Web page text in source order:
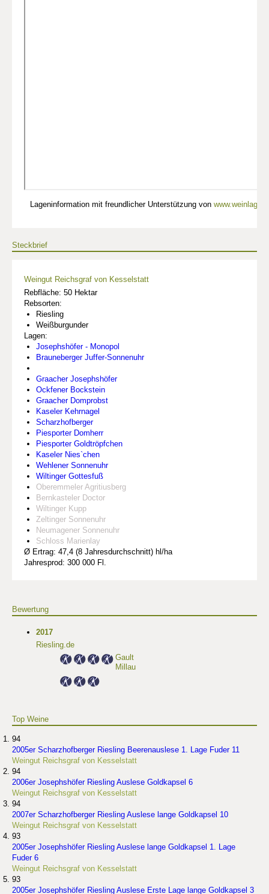
Lageninformation mit freundlicher Unterstützung von
Steckbrief
Weingut Reichsgraf von Kesselstatt
Rebfläche: 50 Hektar
Rebsorten:
Riesling
Weißburgunder
Lagen:
Josephshöfer - Monopol
Brauneberger Juffer-Sonnenuhr
Graacher Josephshöfer
Ockfener Bockstein
Graacher Domprobst
Kaseler Kehrnagel
Scharzhofberger
Piesporter Domherr
Piesporter Goldtröpfchen
Kaseler Nies`chen
Wehlener Sonnenuhr
Wiltinger Gottesfuß
Oberemmeler Agritiusberg
Bernkasteler Doctor
Wiltinger Kupp
Zeltinger Sonnenuhr
Neumagener Sonnenuhr
Schloss Marienlay
Ø Ertrag: 47,4 (8 Jahresdurchschnitt) hl/ha
Jahresprod: 300 000 Fl.
Bewertung
2017
Riesling.de
Gault
Millau
Top Weine
94
2005er Scharzhofberger Riesling Beerenauslese 1. Lage Fuder 11
Weingut Reichsgraf von Kesselstatt
94
2006er Josephshöfer Riesling Auslese Goldkapsel 6
Weingut Reichsgraf von Kesselstatt
94
2007er Scharzhofberger Riesling Auslese lange Goldkapsel 10
Weingut Reichsgraf von Kesselstatt
93
2005er Josephshöfer Riesling Auslese lange Goldkapsel 1. Lage
Fuder 6
Weingut Reichsgraf von Kesselstatt
93
2005er Josephshöfer Riesling Auslese Erste Lage lange Goldkapsel 3